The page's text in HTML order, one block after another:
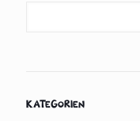
Kategorien